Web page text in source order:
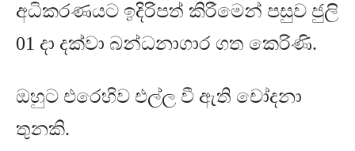
අධිකරණය⁣ට ඉදිරිපත් කිරීමෙන් පසුව ජුලි
01 දා දක්වා⁣ බන්ධනාගාර ගත කෙරිණි.
ඔහුට එරෙහිව එල්ල වී ඇති චෝදනා
තුනකි.